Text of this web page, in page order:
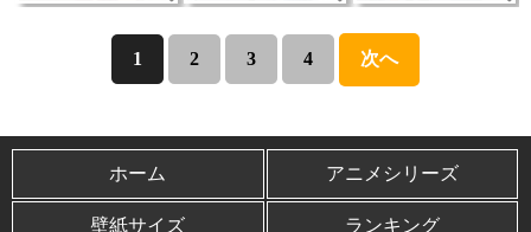
1 2 3 4 次へ
ホーム アニメシリーズ
壁紙サイズ ランキング